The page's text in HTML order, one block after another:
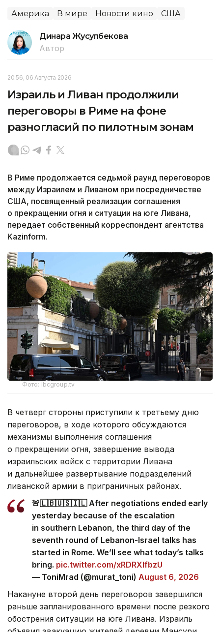
Америка В мире Новости кино США
Динара Жусупбекова
Автор
20:56, 06 Августа 2026
Израиль и Ливан продолжили
переговоры в Риме на фоне
разногласий по пилотным зонам
В Риме продолжается седьмой раунд переговоров
между Израилем и Ливаном при посредничестве
США, посвященный реализации соглашения
о прекращении огня и ситуации на юге Ливана,
передает собственный корреспондент агентства
Kazinform.
Фото: lbcgroup.tv
В четверг стороны приступили к третьему дню
переговоров, в ходе которого обсуждаются
механизмы выполнения соглашения
о прекращении огня, завершение вывода
израильских войск с территории Ливана
и дальнейшее развертывание подразделений
ливанской армии в приграничных районах.
🚨🇱🇧🇺🇸🇮🇱 After negotiations ended early
yesterday because of the escalation
in southern Lebanon, the third day of the
seventh round of Lebanon-Israel talks has
started in Rome. We’ll see what today’s talks
bring. pic.twitter.com/xRDRXlfbzU
— ToniMrad (@murat_toni) August 6, 2026
Накануне второй день переговоров завершился
раньше запланированного времени после резкого
обострения ситуации на юге Ливана. Израиль